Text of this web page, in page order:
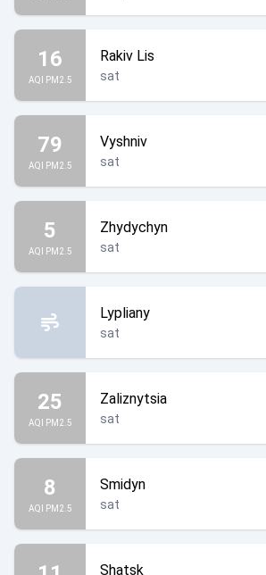
16
AQI PM2.5
Rakiv Lis
sat
79
AQI PM2.5
Vyshniv
sat
5
AQI PM2.5
Zhydychyn
sat
Lypliany
sat
25
AQI PM2.5
Zaliznytsia
sat
8
AQI PM2.5
Smidyn
sat
Shatsk